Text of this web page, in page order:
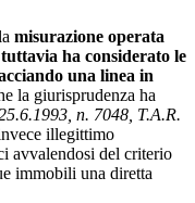
misurazione operata
ha considerato le
una linea in
la giurisprudenza ha
n. 7048, T.A.R.
illegittimo
avvalendosi del criterio
immobili una diretta